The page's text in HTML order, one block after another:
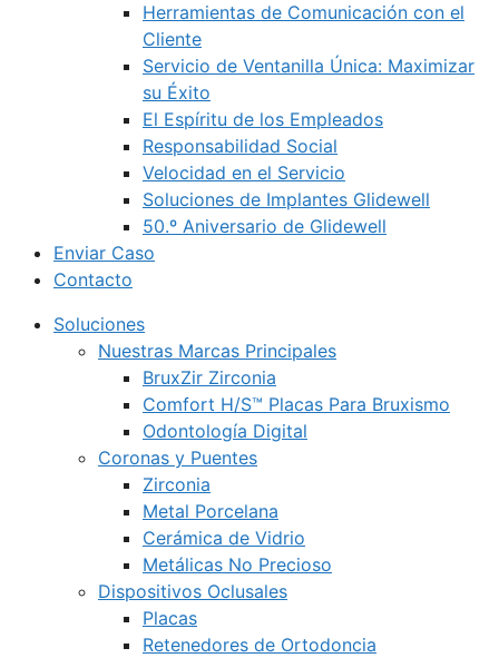
Herramientas de Comunicación con el
Cliente
Servicio de Ventanilla Única: Maximizar
su Éxito
El Espíritu de los Empleados
Responsabilidad Social
Velocidad en el Servicio
Soluciones de Implantes Glidewell
50.º Aniversario de Glidewell
Enviar Caso
Contacto
Soluciones
Nuestras Marcas Principales
BruxZir Zirconia
Comfort H/S™ Placas Para Bruxismo
Odontología Digital
Coronas y Puentes
Zirconia
Metal Porcelana
Cerámica de Vidrio
Metálicas No Precioso
Dispositivos Oclusales
Placas
Retenedores de Ortodoncia